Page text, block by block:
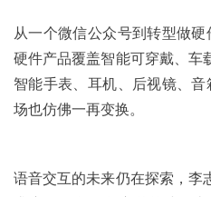
从一个微信公众号到转型做
硬件产品覆盖智能可穿戴、车
智能手表、耳机、后视镜、
场也仿佛一再变换。
语音交互的未来仍在探索，李